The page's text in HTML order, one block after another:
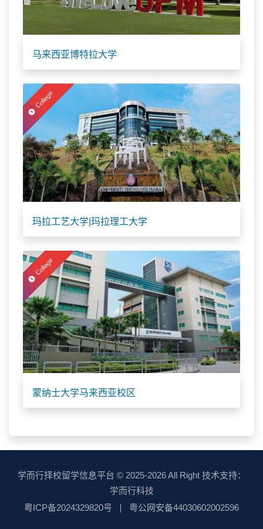
马来西亚博特拉大学
College
玛拉工艺大学|玛拉理工大学
College
蒙纳士大学马来西亚校区
学而行择校留学信息平台 © 2025-2026 All Right 技术支持：
学而行科技
粤ICP备2024329820号
粤公网安备44030602002596